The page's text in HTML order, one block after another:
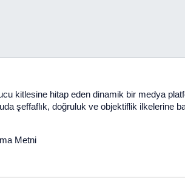
kitlesine hitap eden dinamik bir medya
şeffaflık, doğruluk ve objektiflik ilkelerine
Metni